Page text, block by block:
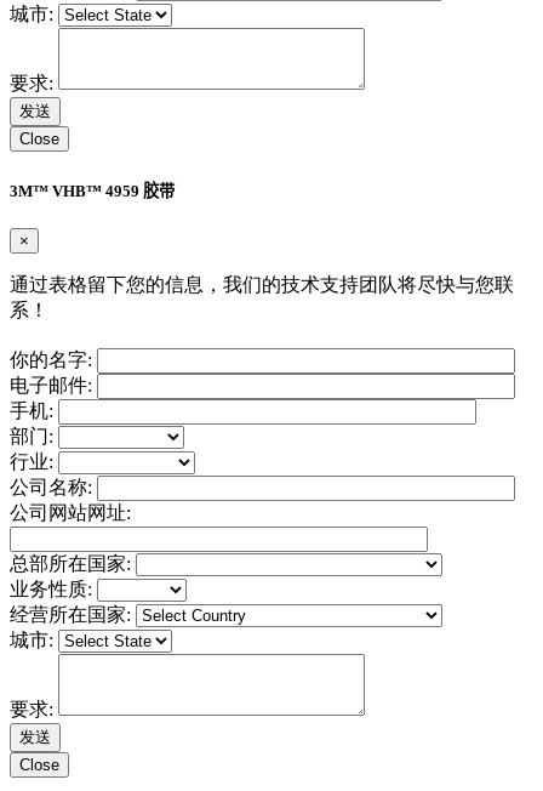
城市:
要求:
Close
3M™ VHB™ 4959 胶带
×
通过表格留下您的信息，我们的技术支持团队将尽快与您联
系！
你的名字:
电子邮件:
手机:
部门:
行业:
公司名称:
公司网站网址:
总部所在国家:
业务性质:
经营所在国家:
城市:
要求:
Close